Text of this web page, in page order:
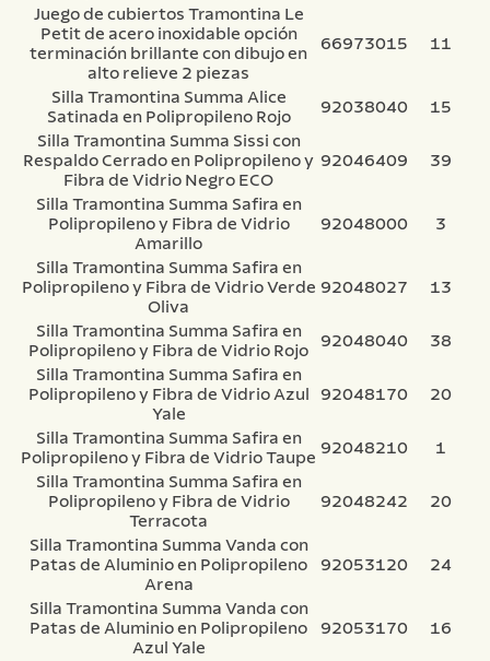
Juego de cubiertos Tramontina Le
Petit de acero inoxidable opción
terminación brillante con dibujo en
alto relieve 2 piezas
66973015 11
Silla Tramontina Summa Alice
Satinada en Polipropileno Rojo
92038040
15
Silla Tramontina Summa Sissi con
Respaldo Cerrado en Polipropileno y
Fibra de Vidrio Negro ECO
92046409 39
Silla Tramontina Summa Safira en
Polipropileno y Fibra de Vidrio
Amarillo
92048000 3
Silla Tramontina Summa Safira en
Polipropileno y Fibra de Vidrio Verde
Oliva
92048027 13
Silla Tramontina Summa Safira en
Polipropileno y Fibra de Vidrio Rojo
92048040
38
Silla Tramontina Summa Safira en
Polipropileno y Fibra de Vidrio Azul
Yale
92048170 20
Silla Tramontina Summa Safira en
Polipropileno y Fibra de Vidrio Taupe
92048210
1
Silla Tramontina Summa Safira en
Polipropileno y Fibra de Vidrio
Terracota
92048242 20
Silla Tramontina Summa Vanda con
Patas de Aluminio en Polipropileno
Arena
92053120 24
Silla Tramontina Summa Vanda con
Patas de Aluminio en Polipropileno
Azul Yale
92053170 16